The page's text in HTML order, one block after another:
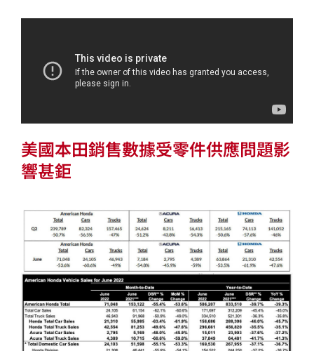
美國本田銷售數據受零件供應問題影
響甚鉅